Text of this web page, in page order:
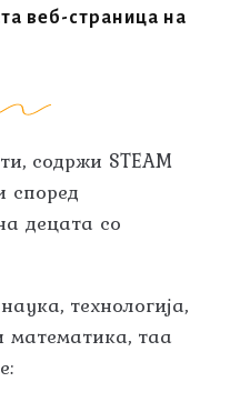
веб-страница на
содржи STEAM
според
децата со
технологија,
математика, таа